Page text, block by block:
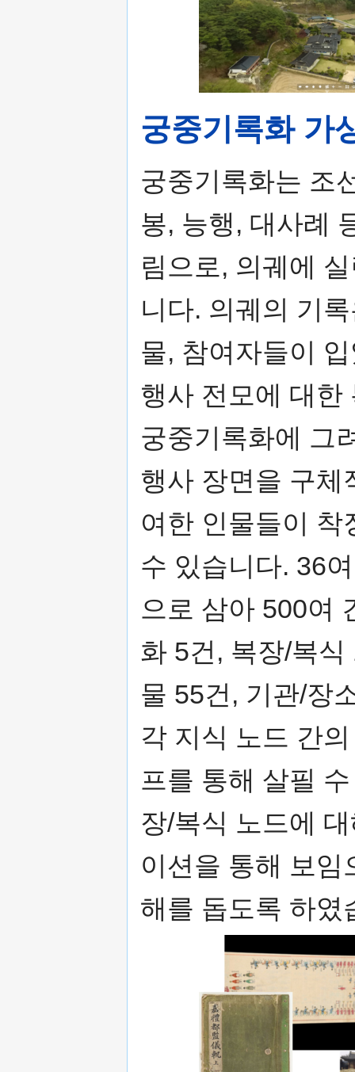
궁중기록화 가
궁중기록화는 조
봉, 능행, 대사례
림으로, 의궤에
니다. 의궤의 기
물, 참여자들이
행사 전모에 대한
궁중기록화에 그
행사 장면을 구체
여한 인물들이 착
수 있습니다. 36
으로 삼아 500여
화 5건, 복장/복
물 55건, 기관/장
각 지식 노드 간
프를 통해 살필
장/복식 노드에
이션을 통해 보임
해를 돕도록 하였